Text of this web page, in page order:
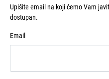
Upišite email na koji ćemo Vam
dostupan.
Email